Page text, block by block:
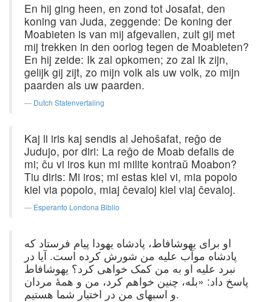
En hij ging heen, en zond tot Josafat, den
koning van Juda, zeggende: De koning der
Moabieten is van mij afgevallen, zult gij met
mij trekken in den oorlog tegen de Moabieten?
En hij zeide: Ik zal opkomen; zo zal ik zijn,
gelijk gij zijt, zo mijn volk als uw volk, zo mijn
paarden als uw paarden.
Dutch Statenvertaling
Kaj li iris kaj sendis al Jehoŝafat, reĝo de
Judujo, por diri: La reĝo de Moab defalis de
mi; ĉu vi iros kun mi milite kontraŭ Moabon?
Tiu diris: Mi iros; mi estas kiel vi, mia popolo
kiel via popolo, miaj ĉevaloj kiel viaj ĉevaloj.
Esperanto Londona Biblio
او برای یهوشافاط، پادشاه یهودا پیام فرستاد که
پادشاه موآب علیه من شورش کرده است. آیا در
نبرد علیه او به من کمک خواهی کرد؟ یهوشافاط
پاسخ داد: «بله، چنین خواهم کرد، من و همهٔ مردان
و اسبهای من در اختیار شما هستیم.